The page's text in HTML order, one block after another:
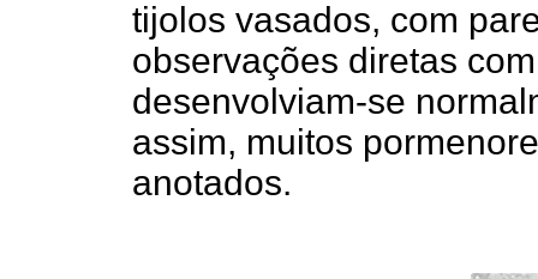
tijolos vasados, com
observações diretas
desenvolviam-se
assim, muitos
anotados.